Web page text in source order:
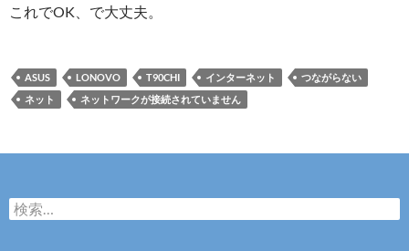
これでOK、で大丈夫。
ASUS LONOVO T90CHI インターネット
つながらない
ネット
ネットワークが接続されていません
検
索